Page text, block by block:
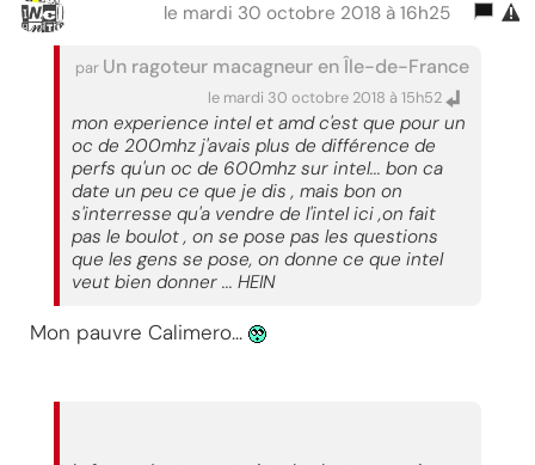
le mardi 30 octobre 2018 à 16h25
par Un ragoteur macagneur en Île-de-France
le mardi 30 octobre 2018 à 15h52
mon experience intel et amd c'est que pour un
oc de 200mhz j'avais plus de différence de
perfs qu'un oc de 600mhz sur intel... bon ca
date un peu ce que je dis , mais bon on
s'interresse qu'a vendre de l'intel ici ,on fait
pas le boulot , on se pose pas les questions
que les gens se pose, on donne ce que intel
veut bien donner ... HEIN
Mon pauvre Calimero...